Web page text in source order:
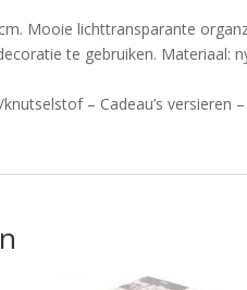
Mooie lichttransparante
te gebruiken. Materiaal:
– Cadeau’s versieren